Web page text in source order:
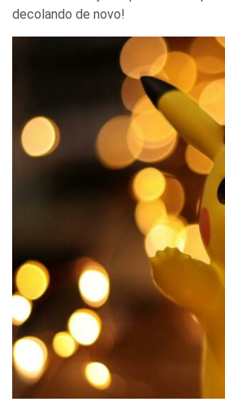
decolando de novo!